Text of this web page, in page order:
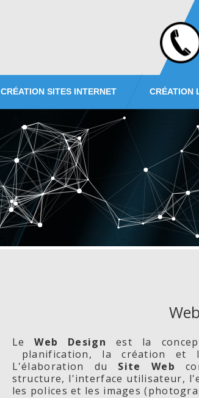
CRÉATION SITES INTERNET CRÉATION
LeWeb Design est la
planification, la création
L'élaboration du Site Web
structure, l'interface utilisateur,
les polices et les images